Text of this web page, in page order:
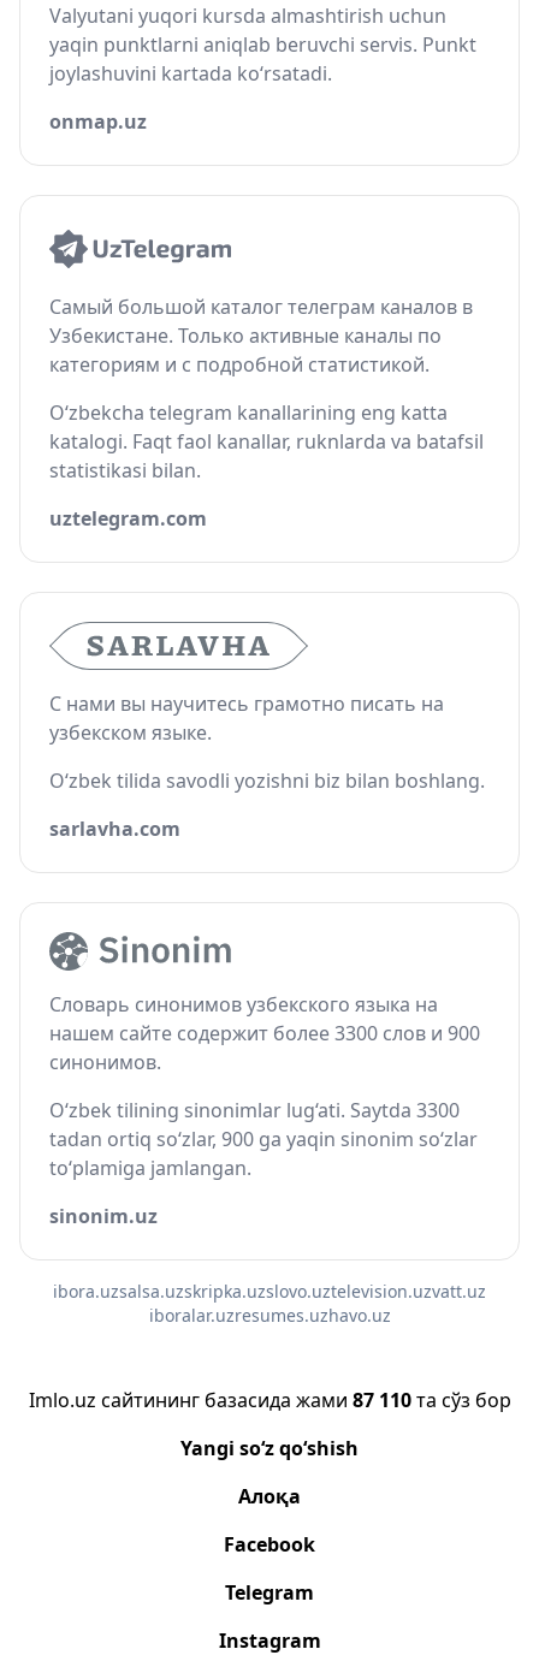
Valyutani yuqori kursda almashtirish uchun
yaqin punktlarni aniqlab beruvchi servis. Punkt
joylashuvini kartada ko‘rsatadi.
onmap.uz
Самый большой каталог телеграм каналов в
Узбекистане. Только активные каналы по
категориям и с подробной статистикой.
O‘zbekcha telegram kanallarining eng katta
katalogi. Faqt faol kanallar, ruknlarda va batafsil
statistikasi bilan.
uztelegram.com
С нами вы научитесь грамотно писать на
узбекском языке.
O‘zbek tilida savodli yozishni biz bilan boshlang.
sarlavha.com
Словарь синонимов узбекского языка на
нашем сайте содержит более 3300 слов и 900
синонимов.
O‘zbek tilining sinonimlar lug‘ati. Saytda 3300
tadan ortiq so‘zlar, 900 ga yaqin sinonim so‘zlar
to‘plamiga jamlangan.
sinonim.uz
ibora.uzsalsa.uzskripka.uzslovo.uztelevision.uzvatt.uz
iboralar.uzresumes.uzhavo.uz
Imlo.uz сайтининг базасида жами 87 110та сўз бор
Yangi so‘z qo‘shish
Алоқа
Facebook
Telegram
Instagram